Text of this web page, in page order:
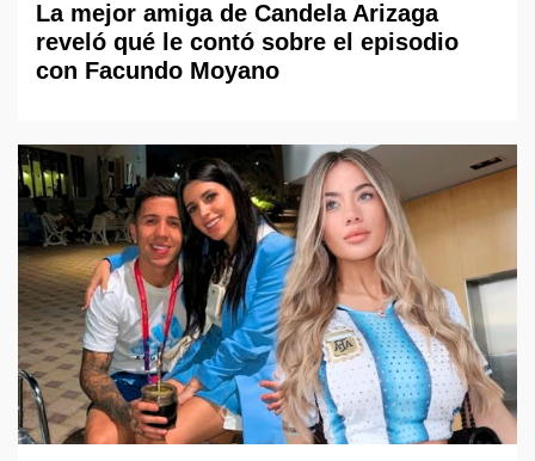
La mejor amiga de Candela Arizaga
reveló qué le contó sobre el episodio
con Facundo Moyano